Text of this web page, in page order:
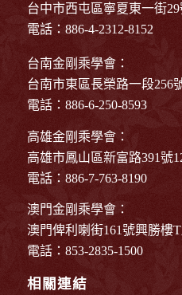
台中市西屯區寧夏東一街29
電話：886-4-2312-8152
台南金剛乘學會：
台南市東區長榮路一段256
電話：886-6-250-8593
高雄金剛乘學會：
高雄市鳳山區新富路391號
電話：886-7-763-8190
澳門金剛乘學會：
澳門俾利喇街161號興勝樓
電話：853-2835-1500
相關連結